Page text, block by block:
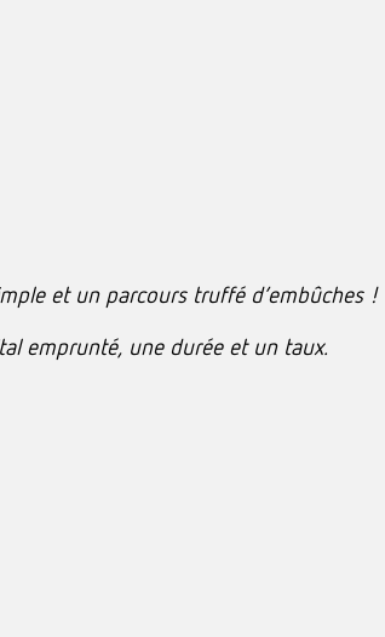
et un parcours truffé d’embûches !
emprunté, une durée et un taux.